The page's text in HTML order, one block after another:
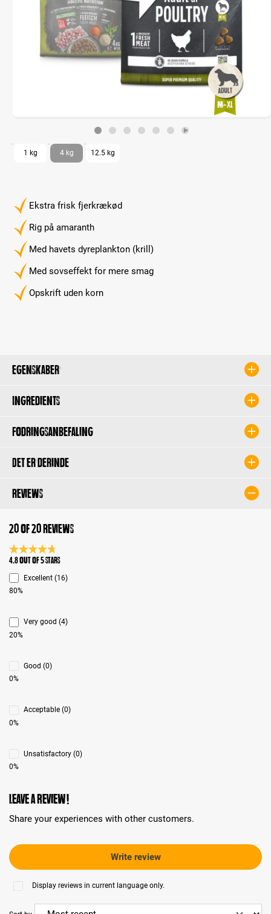
Ekstra frisk fjerkrækød
Rig på amaranth
Med havets dyreplankton (krill)
Med sovseffekt for mere smag
Opskrift uden korn
1 kg 4 kg 12.5 kg
Egenskaber
Ingredients
Fodringsanbefaling
Det er derinde
Reviews
20 of 20 reviews
Average rating 4.8 of 5 Stars
4.8 out of 5 stars
Excellent (16)
80%
Very good (4)
20%
Good (0)
0%
Acceptable (0)
0%
Unsatisfactory (0)
0%
Leave a review!
Share your experiences with other customers.
Write review
Display reviews in current language only.